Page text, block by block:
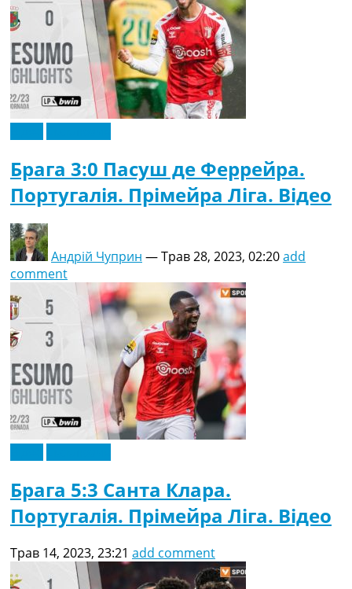
Брага 3:0 Пасуш де Феррейра.
Португалія. Прімейра Ліга. Відео
Андрій Чуприн —Трав 28, 2023, 02:20add
comment
Брага 5:3 Санта Клара.
Португалія. Прімейра Ліга. Відео
Трав 14, 2023, 23:21 add comment